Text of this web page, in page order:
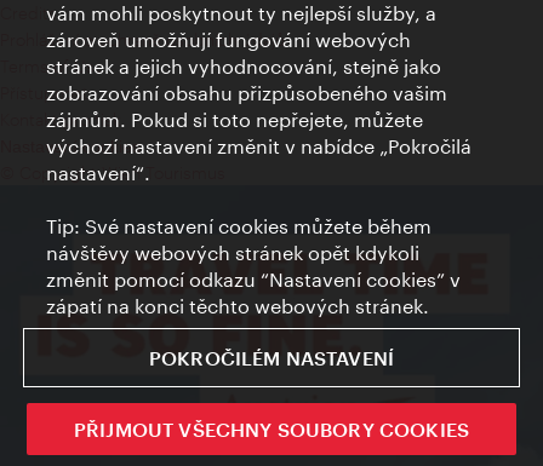
Credits
Prohlášení o ochraně osobních údajů
Terms of Use
Přístupnost
Kontakt pro tisk
Nastavení cookies
© Copyright Wien Tourismus
vám mohli poskytnout ty nejlepší služby, a
zároveň umožňují fungování webových
stránek a jejich vyhodnocování, stejně jako
zobrazování obsahu přizpůsobeného vašim
zájmům. Pokud si toto nepřejete, můžete
výchozí nastavení změnit v nabídce „Pokročilá
nastavení“.
Tip: Své nastavení cookies můžete během
návštěvy webových stránek opět kdykoli
změnit pomocí odkazu “Nastavení cookies” v
zápatí na konci těchto webových stránek.
POKROČILÉM NASTAVENÍ
PŘIJMOUT VŠECHNY SOUBORY COOKIES